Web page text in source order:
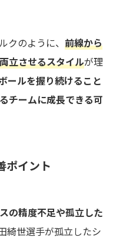
クのように、 前線から
立させるスタイルが理
ールを握り続けること
チームに成長できる可
ポイント
の精度不足や孤立した
綺世選手が孤立したシ